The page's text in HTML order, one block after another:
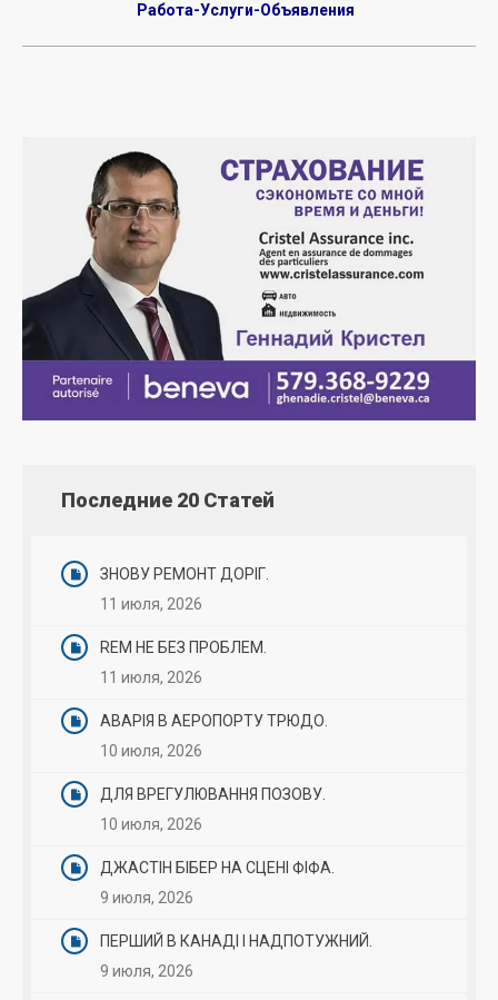
Работа-Услуги-Объявления
Последние 20 Статей
ЗНОВУ РЕМОНТ ДОРІГ.
11 июля, 2026
REM НЕ БЕЗ ПРОБЛЕМ.
11 июля, 2026
АВАРІЯ В АЕРОПОРТУ ТРЮДО.
10 июля, 2026
ДЛЯ ВРЕГУЛЮВАННЯ ПОЗОВУ.
10 июля, 2026
ДЖАСТІН БІБЕР НА СЦЕНІ ФІФА.
9 июля, 2026
ПЕРШИЙ В КАНАДІ І НАДПОТУЖНИЙ.
9 июля, 2026